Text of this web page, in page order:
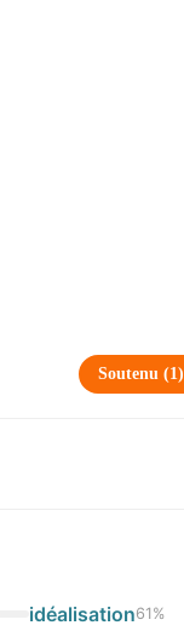
Soutenu(1)
idéalisation61 %